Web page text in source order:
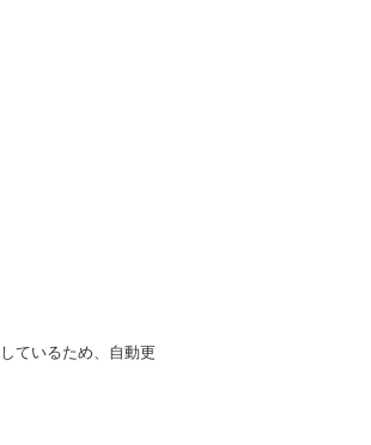
ているため、自動更